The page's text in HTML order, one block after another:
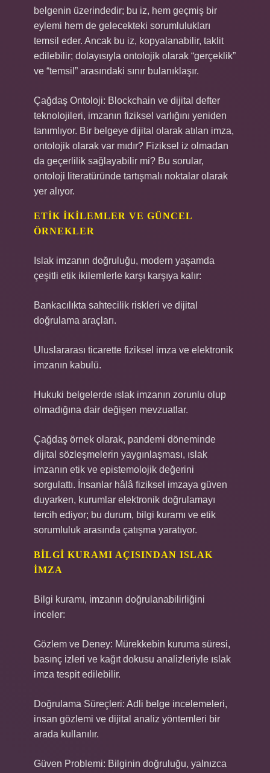
belgenin üzerindedir; bu iz, hem geçmiş bir
eylemi hem de gelecekteki sorumlulukları
temsil eder. Ancak bu iz, kopyalanabilir, taklit
edilebilir; dolayısıyla ontolojik olarak “gerçeklik”
ve “temsil” arasındaki sınır bulanıklaşır.
Çağdaş Ontoloji: Blockchain ve dijital defter
teknolojileri, imzanın fiziksel varlığını yeniden
tanımlıyor. Bir belgeye dijital olarak atılan imza,
ontolojik olarak var mıdır? Fiziksel iz olmadan
da geçerlilik sağlayabilir mi? Bu sorular,
ontoloji literatüründe tartışmalı noktalar olarak
yer alıyor.
ETIK İKILEMLER VE GÜNCEL
ÖRNEKLER
Islak imzanın doğruluğu, modern yaşamda
çeşitli etik ikilemlerle karşı karşıya kalır:
Bankacılıkta sahtecilik riskleri ve dijital
doğrulama araçları.
Uluslararası ticarette fiziksel imza ve elektronik
imzanın kabulü.
Hukuki belgelerde ıslak imzanın zorunlu olup
olmadığına dair değişen mevzuatlar.
Çağdaş örnek olarak, pandemi döneminde
dijital sözleşmelerin yaygınlaşması, ıslak
imzanın etik ve epistemolojik değerini
sorgulattı. İnsanlar hâlâ fiziksel imzaya güven
duyarken, kurumlar elektronik doğrulamayı
tercih ediyor; bu durum, bilgi kuramı ve etik
sorumluluk arasında çatışma yaratıyor.
BILGI KURAMI AÇISINDAN ISLAK
İMZA
Bilgi kuramı, imzanın doğrulanabilirliğini
inceler:
Gözlem ve Deney: Mürekkebin kuruma süresi,
basınç izleri ve kağıt dokusu analizleriyle ıslak
imza tespit edilebilir.
Doğrulama Süreçleri: Adli belge incelemeleri,
insan gözlemi ve dijital analiz yöntemleri bir
arada kullanılır.
Güven Problemi: Bilginin doğruluğu, yalnızca